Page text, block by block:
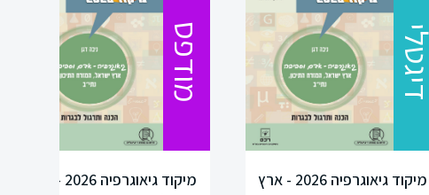
מודפס
מיקוד גיאוגרפיה 2026 - ארץ
דיגטלי
מיקוד גיאוגרפיה 2026 - ארץ